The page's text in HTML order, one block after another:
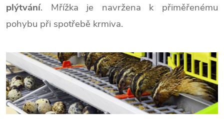
plýtvání. Mřížka je navržena k přiměřenému
pohybu při spotřebě krmiva.